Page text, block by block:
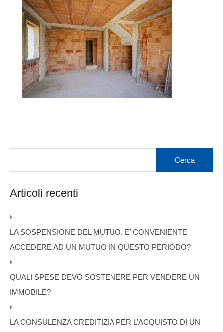
Articoli recenti
LA SOSPENSIONE DEL MUTUO. E’ CONVENIENTE
ACCEDERE AD UN MUTUO IN QUESTO PERIODO?
QUALI SPESE DEVO SOSTENERE PER VENDERE UN
IMMOBILE?
LA CONSULENZA CREDITIZIA PER L’ACQUISTO DI UN